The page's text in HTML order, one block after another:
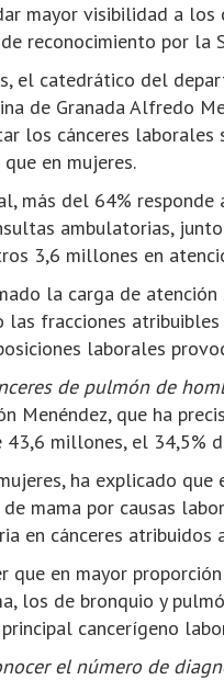
mayor visibilidad a
reconocimiento por la
el catedrático del
de Granada Alfredo
los cánceres
en mujeres.
más del 64% responde
ambulatorias,
3,6 millones en
la carga de
las fracciones
laborales
de pulmón de
Menéndez, que ha
43,6 millones, el 34,5%
ha explicado
mama por causas
en cánceres atribuidos
que en mayor
los de bronquio y
cancerígeno
el número de